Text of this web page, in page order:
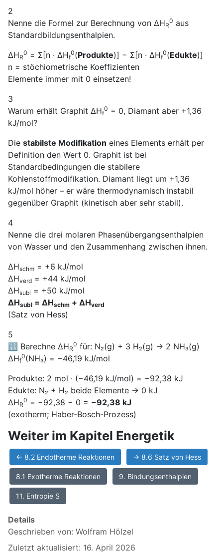
2
Nenne die Formel zur Berechnung von ΔHR
0 aus
Standardbildungsenthalpien.
ΔHR
0 = Σ[n · ΔHf
0(Produkte)] − Σ[n · ΔHf
0(Edukte)]
n = stöchiometrische Koeffizienten
Elemente immer mit 0 einsetzen!
3
Warum erhält Graphit ΔHf
0 = 0, Diamant aber +1,36
kJ/mol?
Die stabilste Modifikation eines Elements erhält per
Definition den Wert 0. Graphit ist bei
Standardbedingungen die stabilere
Kohlenstoffmodifikation. Diamant liegt um +1,36
kJ/mol höher – er wäre thermodynamisch instabil
gegenüber Graphit (kinetisch aber sehr stabil).
4
Nenne die drei molaren Phasenübergangsenthalpien
von Wasser und den Zusammenhang zwischen ihnen.
ΔHschm = +6 kJ/mol
ΔHverd = +44 kJ/mol
ΔHsubl = +50 kJ/mol
ΔHsubl = ΔHschm + ΔHverd
(Satz von Hess)
5
🔢 Berechne ΔHR
0 für: N₂(g) + 3 H₂(g) → 2 NH₃(g)
ΔHf
0(NH₃) = −46,19 kJ/mol
Produkte: 2 mol · (−46,19 kJ/mol) = −92,38 kJ
Edukte: N₂ + H₂ beide Elemente → 0 kJ
ΔHR
0 = −92,38 − 0 = −92,38 kJ
(exotherm; Haber-Bosch-Prozess)
Weiter im Kapitel Energetik
← 8.2 Endotherme Reaktionen → 8.6 Satz von Hess
8.1 Exotherme Reaktionen 9. Bindungsenthalpien
11. Entropie S
Details
Geschrieben von: Wolfram Hölzel
Zuletzt aktualisiert: 16. April 2026